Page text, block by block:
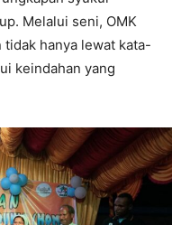
Melalui seni, OMK
hanya lewat kata-
keindahan yang